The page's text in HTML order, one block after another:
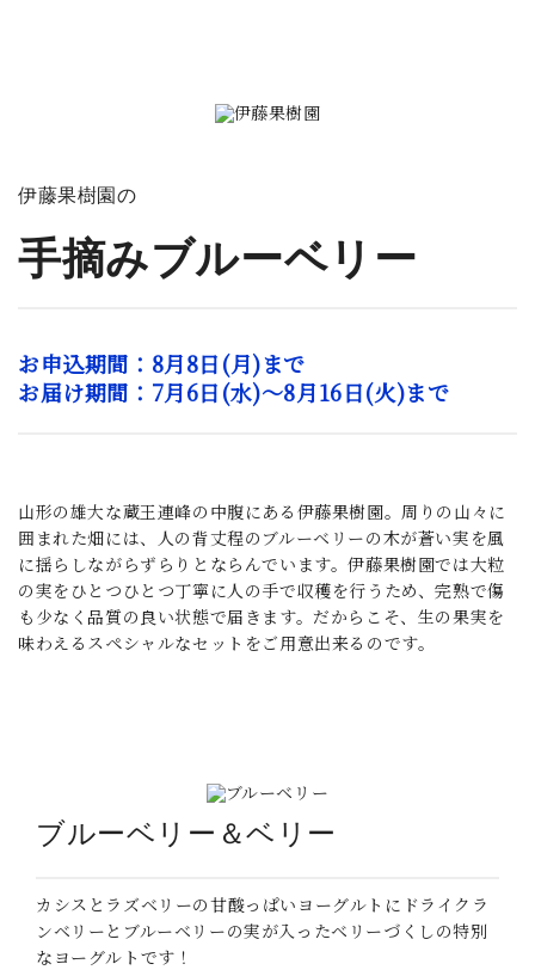
伊藤果樹園の
手摘みブルーベリー
お申込期間：8月8日(月)まで
お届け期間：7月6日(水)～8月16日(火)まで
山形の雄大な蔵王連峰の中腹にある伊藤果樹園。周りの山々に
囲まれた畑には、人の背丈程のブルーベリーの木が蒼い実を風
に揺らしながらずらりとならんでいます。伊藤果樹園では大粒
の実をひとつひとつ丁寧に人の手で収穫を行うため、完熟で傷
も少なく品質の良い状態で届きます。だからこそ、生の果実を
味わえるスペシャルなセットをご用意出来るのです。
ブルーベリー＆ベリー
カシスとラズベリーの甘酸っぱいヨーグルトにドライクラ
ンベリーとブルーベリーの実が入ったベリーづくしの特別
なヨーグルトです！